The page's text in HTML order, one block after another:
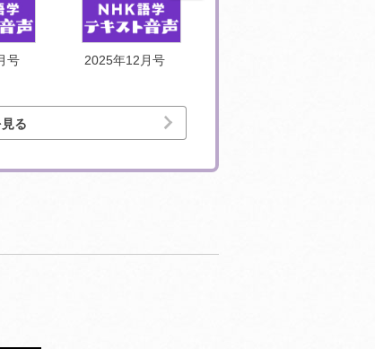
号 2025年12月号
る